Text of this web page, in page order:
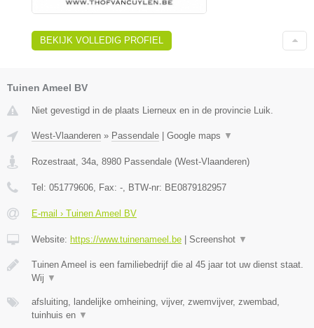
BEKIJK VOLLEDIG PROFIEL
Tuinen Ameel BV
Niet gevestigd in de plaats Lierneux en in de provincie Luik.
West-Vlaanderen » Passendale Google maps ▼
Rozestraat, 34a, 8980 Passendale (West-Vlaanderen)
Tel: 051779606, Fax: -, BTW-nr: BE0879182957
E-mail › Tuinen Ameel BV
Website: https://www.tuinenameel.be Screenshot ▼
Tuinen Ameel is een familiebedrijf die al 45 jaar tot uw dienst staat.
Wij ▼
afsluiting, landelijke omheining, vijver, zwemvijver, zwembad,
tuinhuis en ▼